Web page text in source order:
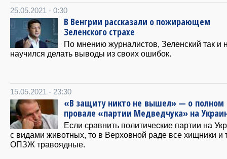
25.05.2021 - 0:30
В Венгрии рассказали о пожирающем
Зеленского страхе
По мнению журналистов, Зеленский так и
научился делать выводы из своих ошибок.
15.05.2021 - 23:30
«В защиту никто не вышел» — о полном
провале «партии Медведчука» на
Если сравнить политические партии на
с видами животных, то в Верховной раде все хищники и
ОПЗЖ травоядные.